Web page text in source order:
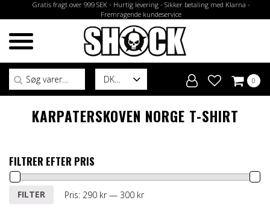
Gratis fragt over 999 SEK - Hurtig levering - Sikker betaling med Klarna -
Fremragende kundeservice
DK
Søg efter:
0
KARPATERSKOVEN NORGE T-SHIRT
FILTRER EFTER PRIS
Mindste
Højeste
FILTER Pris: 290 kr— 300 kr